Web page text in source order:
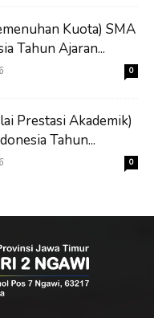
Kuota) SMA
Tahun Ajaran...
0
Prestasi Akademik)
Tahun...
0